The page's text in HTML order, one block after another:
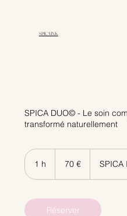
SPICA INK.
SPICA DUO© - Le soin
transformé naturellement
1 h 70 € SPICA
Réserver